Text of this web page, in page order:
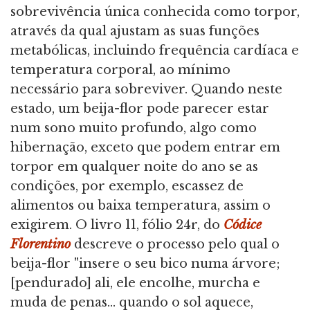
sobrevivência única conhecida como torpor,
através da qual ajustam as suas funções
metabólicas, incluindo frequência cardíaca e
temperatura corporal, ao mínimo
necessário para sobreviver. Quando neste
estado, um beija-flor pode parecer estar
num sono muito profundo, algo como
hibernação, exceto que podem entrar em
torpor em qualquer noite do ano se as
condições, por exemplo, escassez de
alimentos ou baixa temperatura, assim o
exigirem. O livro 11, fólio 24r, do Códice
Florentinodescreve o processo pelo qual o
beija-flor "insere o seu bico numa árvore;
[pendurado] ali, ele encolhe, murcha e
muda de penas... quando o sol aquece,